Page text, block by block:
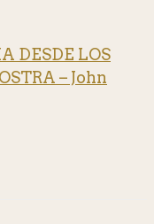
DESDE LOS
– John